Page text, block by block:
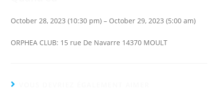
October 28, 2023 (10:30 pm) – October 29, 2023 (5:00 am)
ORPHEA CLUB: 15 rue De Navarre 14370 MOULT